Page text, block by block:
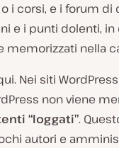
i corsi, e i forum di
e i punti dolenti,
memorizzati nella
Nei siti
non viene
“loggati”.
autori e